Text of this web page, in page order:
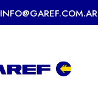
INFO@GAREF.COM.AR